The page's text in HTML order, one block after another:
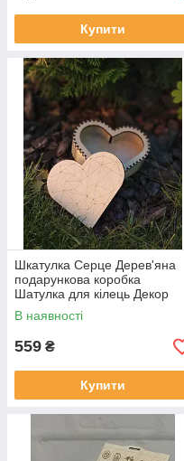
Купити
Шкатулка Серце Дерев'яна
подарункова коробка
Шатулка для кілець Декор
для інтер'єру Подарунок
коханій жінці
В наявності
559 ₴
Купити